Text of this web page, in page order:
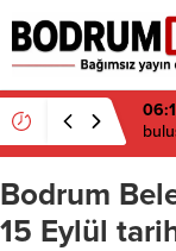
Bodrum
15 Eylül